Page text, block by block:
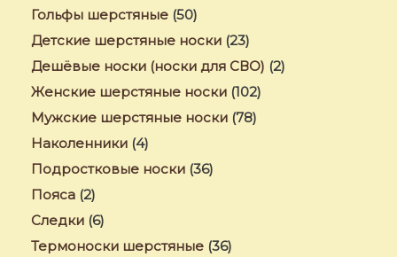
Гольфы шерстяные (50)
Детские шерстяные носки (23)
Дешёвые носки (носки для СВО) (2)
Женские шерстяные носки (102)
Мужские шерстяные носки (78)
Наколенники (4)
Подростковые носки (36)
Пояса (2)
Следки (6)
Термоноски шерстяные (36)